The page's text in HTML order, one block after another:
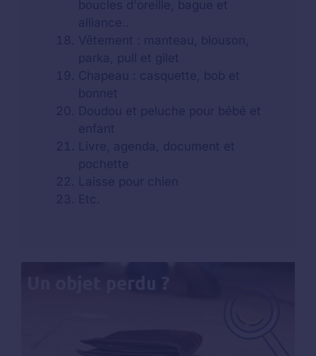
boucles d'oreille, bague et
alliance..
Vêtement : manteau, blouson,
parka, pull et gilet
Chapeau : casquette, bob et
bonnet
Doudou et peluche pour bébé et
enfant
Livre, agenda, document et
pochette
Laisse pour chien
Etc.